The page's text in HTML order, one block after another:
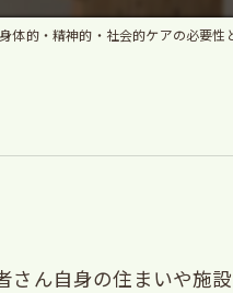
宅療養
体的・精神的・社会的ケアの必要性
さん自身の住まいや施